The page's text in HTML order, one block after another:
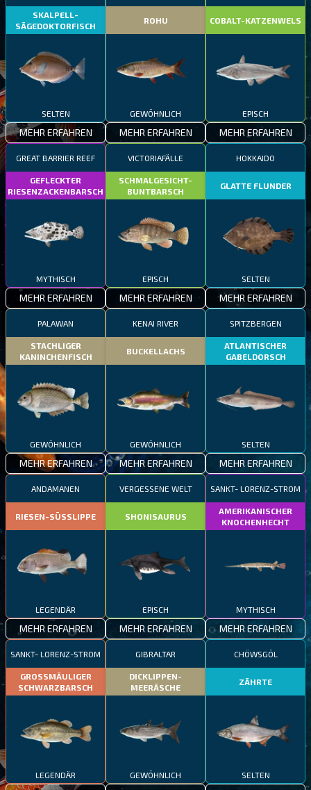
SKALPELL-
SÄGEDOKTORFISCH
SELTEN
MEHR ERFAHREN
ROHU
GEWÖHNLICH
MEHR ERFAHREN
COBALT-KATZENWELS
EPISCH
MEHR ERFAHREN
GREAT BARRIER REEF
GEFLECKTER
RIESENZACKENBARSCH
MYTHISCH
MEHR ERFAHREN
VICTORIAFÄLLE
SCHMALGESICHT-
BUNTBARSCH
EPISCH
MEHR ERFAHREN
HOKKAIDO
GLATTE FLUNDER
SELTEN
MEHR ERFAHREN
PALAWAN
STACHLIGER
KANINCHENFISCH
GEWÖHNLICH
MEHR ERFAHREN
KENAI RIVER
BUCKELLACHS
GEWÖHNLICH
MEHR ERFAHREN
SPITZBERGEN
ATLANTISCHER
GABELDORSCH
SELTEN
MEHR ERFAHREN
ANDAMANEN
RIESEN-SÜSSLIPPE
LEGENDÄR
MEHR ERFAHREN
VERGESSENE WELT
SHONISAURUS
EPISCH
MEHR ERFAHREN
SANKT- LORENZ-STROM
AMERIKANISCHER
KNOCHENHECHT
MYTHISCH
MEHR ERFAHREN
SANKT- LORENZ-STROM
GROSSMÄULIGER
SCHWARZBARSCH
LEGENDÄR
GIBRALTAR
DICKLIPPEN-
MEERÄSCHE
GEWÖHNLICH
CHÖWSGÖL
ZÄHRTE
SELTEN